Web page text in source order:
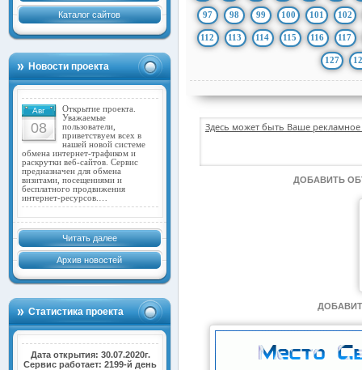
Каталог сайтов
Новости проекта
Авг
08
Открытие проекта.
Уважаемые
пользователи,
приветствуем всех в
нашей новой системе
обмена интернет-трафиком и
раскрутки веб-сайтов. Сервис
предназначен для обмена
визитами, посещениями и
бесплатного продвижения
интернет-ресурсов.…
Читать далее
Архив новостей
Статистика проекта
Дата открытия: 30.07.2020г.
Сервис работает: 2199-й день
97 98 99 100 101 102
112 113 114 115 116 117
127
Здесь может быть Ваше
ДОБАВИТЬ